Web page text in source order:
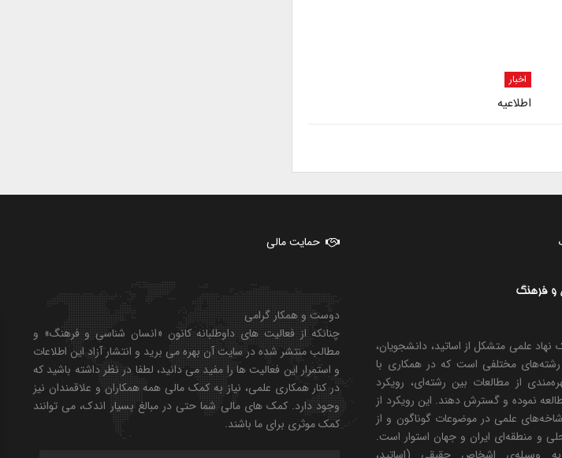
اخبار
اطلاعیه
علمی متشکل از اساتید، دانشجویان،
رشته‌های مختلفی است که در همکاری با
از مطالعات بین رشته‌ای، رویکرد
نموده و گسترش دهند. این رویکرد از
علمی در موضوعات گوناگون و از
و منطقه‌ای ایران و جهان استوار است.
حمایت مالی
دوست و همکار گرامی
چنانکه از فعالیت های داوطلبانه کانون «انسان شناسی و فرهنگ» و
مطالب منتشر شده در سایت آن بهره می برید و انتشار آزاد این اطلاعات
و استمرار این فعالیت ها را مفید می دانید، لطفا در نظر داشته باشید که
در کنار همکاری علمی، نیاز به کمک مالی همه همکاران و علاقمندان نیز
وجود دارد. کمک های مالی شما حتی در مبالغ بسیار اندک، می توانند
کمک موثری برای ما باشند.